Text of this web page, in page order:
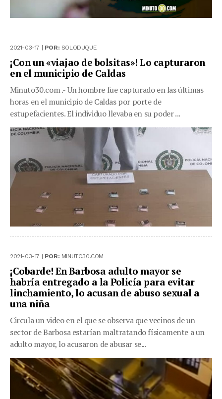
2021-03-17 | POR: SOLODUQUE
¡Con un «viajao de bolsitas»! Lo capturaron
en el municipio de Caldas
Minuto30.com .- Un hombre fue capturado en las últimas
horas en el municipio de Caldas por porte de
estupefacientes. El individuo llevaba en su poder ...
2021-03-17 | POR: MINUTO30.COM
¡Cobarde! En Barbosa adulto mayor se
habría entregado a la Policía para evitar
linchamiento, lo acusan de abuso sexual a
una niña
Circula un video en el que se observa que vecinos de un
sector de Barbosa estarían maltratando físicamente a un
adulto mayor, lo acusaron de abusar se...